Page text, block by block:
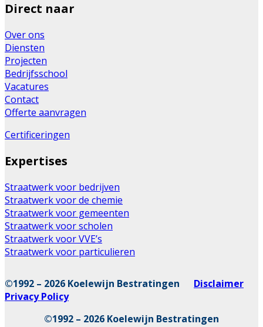
Direct naar
Over ons
Diensten
Projecten
Bedrijfsschool
Vacatures
Contact
Offerte aanvragen
Certificeringen
Expertises
Straatwerk voor bedrijven
Straatwerk voor de chemie
Straatwerk voor gemeenten
Straatwerk voor scholen
Straatwerk voor VVE’s
Straatwerk voor particulieren
©1992 – 2026 Koelewijn Bestratingen Disclaimer
Privacy Policy
©1992 – 2026 Koelewijn Bestratingen